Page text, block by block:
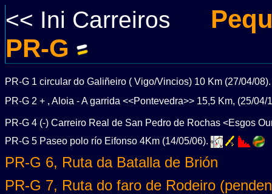
<< Ini Carreiros
PR-G
PR-G 1 circular do Galiñeiro ( Vigo/Vincios) 10 Km (27/04/
PR-G 2 + , Aloia - A garrida <<Pontevedra>> 15,5 Km, (25/04/
PR-G 4 (-) Carreiro Real de San Pedro de Rochas <Esgos
PR-G 5 Paseo polo río Eifonso 4Km (14/05/06).
PR-G 6, Ruta da Batalla de Brión
PR-G 7, Ruta do faro de Rodeiro